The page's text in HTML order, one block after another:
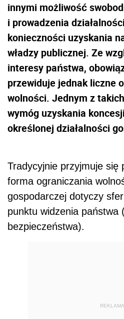
innymi możliwość
i prowadzenia
konieczności uzyskania
władzy publicznej. Ze
interesy państwa,
przewiduje jednak liczne
wolności. Jednym z
wymóg uzyskania
określonej działalności
Tradycyjnie przyjmuje się
forma ograniczania
gospodarczej dotyczy
punktu widzenia państwa
bezpieczeństwa).
REKLAMA